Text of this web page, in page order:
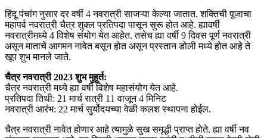
हिंदू पंचांग नुसार दर वर्षी 4 नवरात्री साजऱ्या केल्या जातात. शक्तिची पूजाचा
महापर्व नवरात्री चैत्र शुक्ल प्रतिपदा पासून सुरू होत आहे. ह्यावर्षी
नवरात्रीमध्ये 4 विशेष संयोग येत आहेत. तसेच ह्या वर्षी 9 दिवस पूर्ण नवरात्री
असून माताचे आगमन नावेत बसून होत असून प्रस्तान डोली मध्ये होत आहे ते
खूप शुभ मानले जाते.
चैत्र नवरात्री 2023 शुभ मुहूर्त:
चैत्र नवरात्री मध्ये ह्या वर्षी विशेष महासंयोग येत आहे.
प्रतिपदा तिथी: 21 मार्च रात्री 11 वाजून 4 मिनिट
नवरात्री आरंभ: 22 मार्च सुर्योदयच्या वेळी कलश स्थापना होईल.
चैत्र नवरात्री नावेत होणार आहे त्यामुळे सुख समृद्धी प्राप्त होते. ह्या वर्षी नव